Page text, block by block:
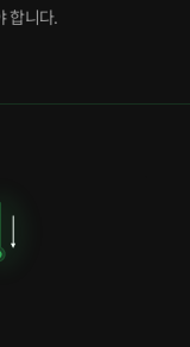
합니다.